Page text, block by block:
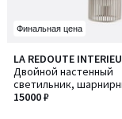
Финальная цена
LA REDOUTE
Двойной настенный
светильник,
металла и опалового
15000 ₽